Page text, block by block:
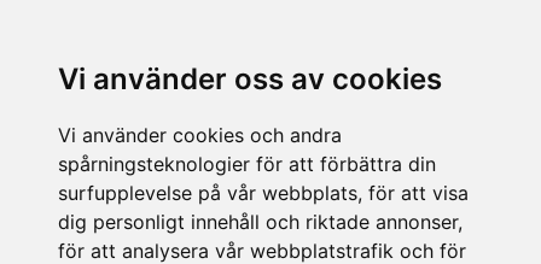
Vi använder oss av cookies
Vi använder cookies och andra
spårningsteknologier för att förbättra din
surfupplevelse på vår webbplats, för att visa
dig personligt innehåll och riktade annonser,
för att analysera vår webbplatstrafik och för